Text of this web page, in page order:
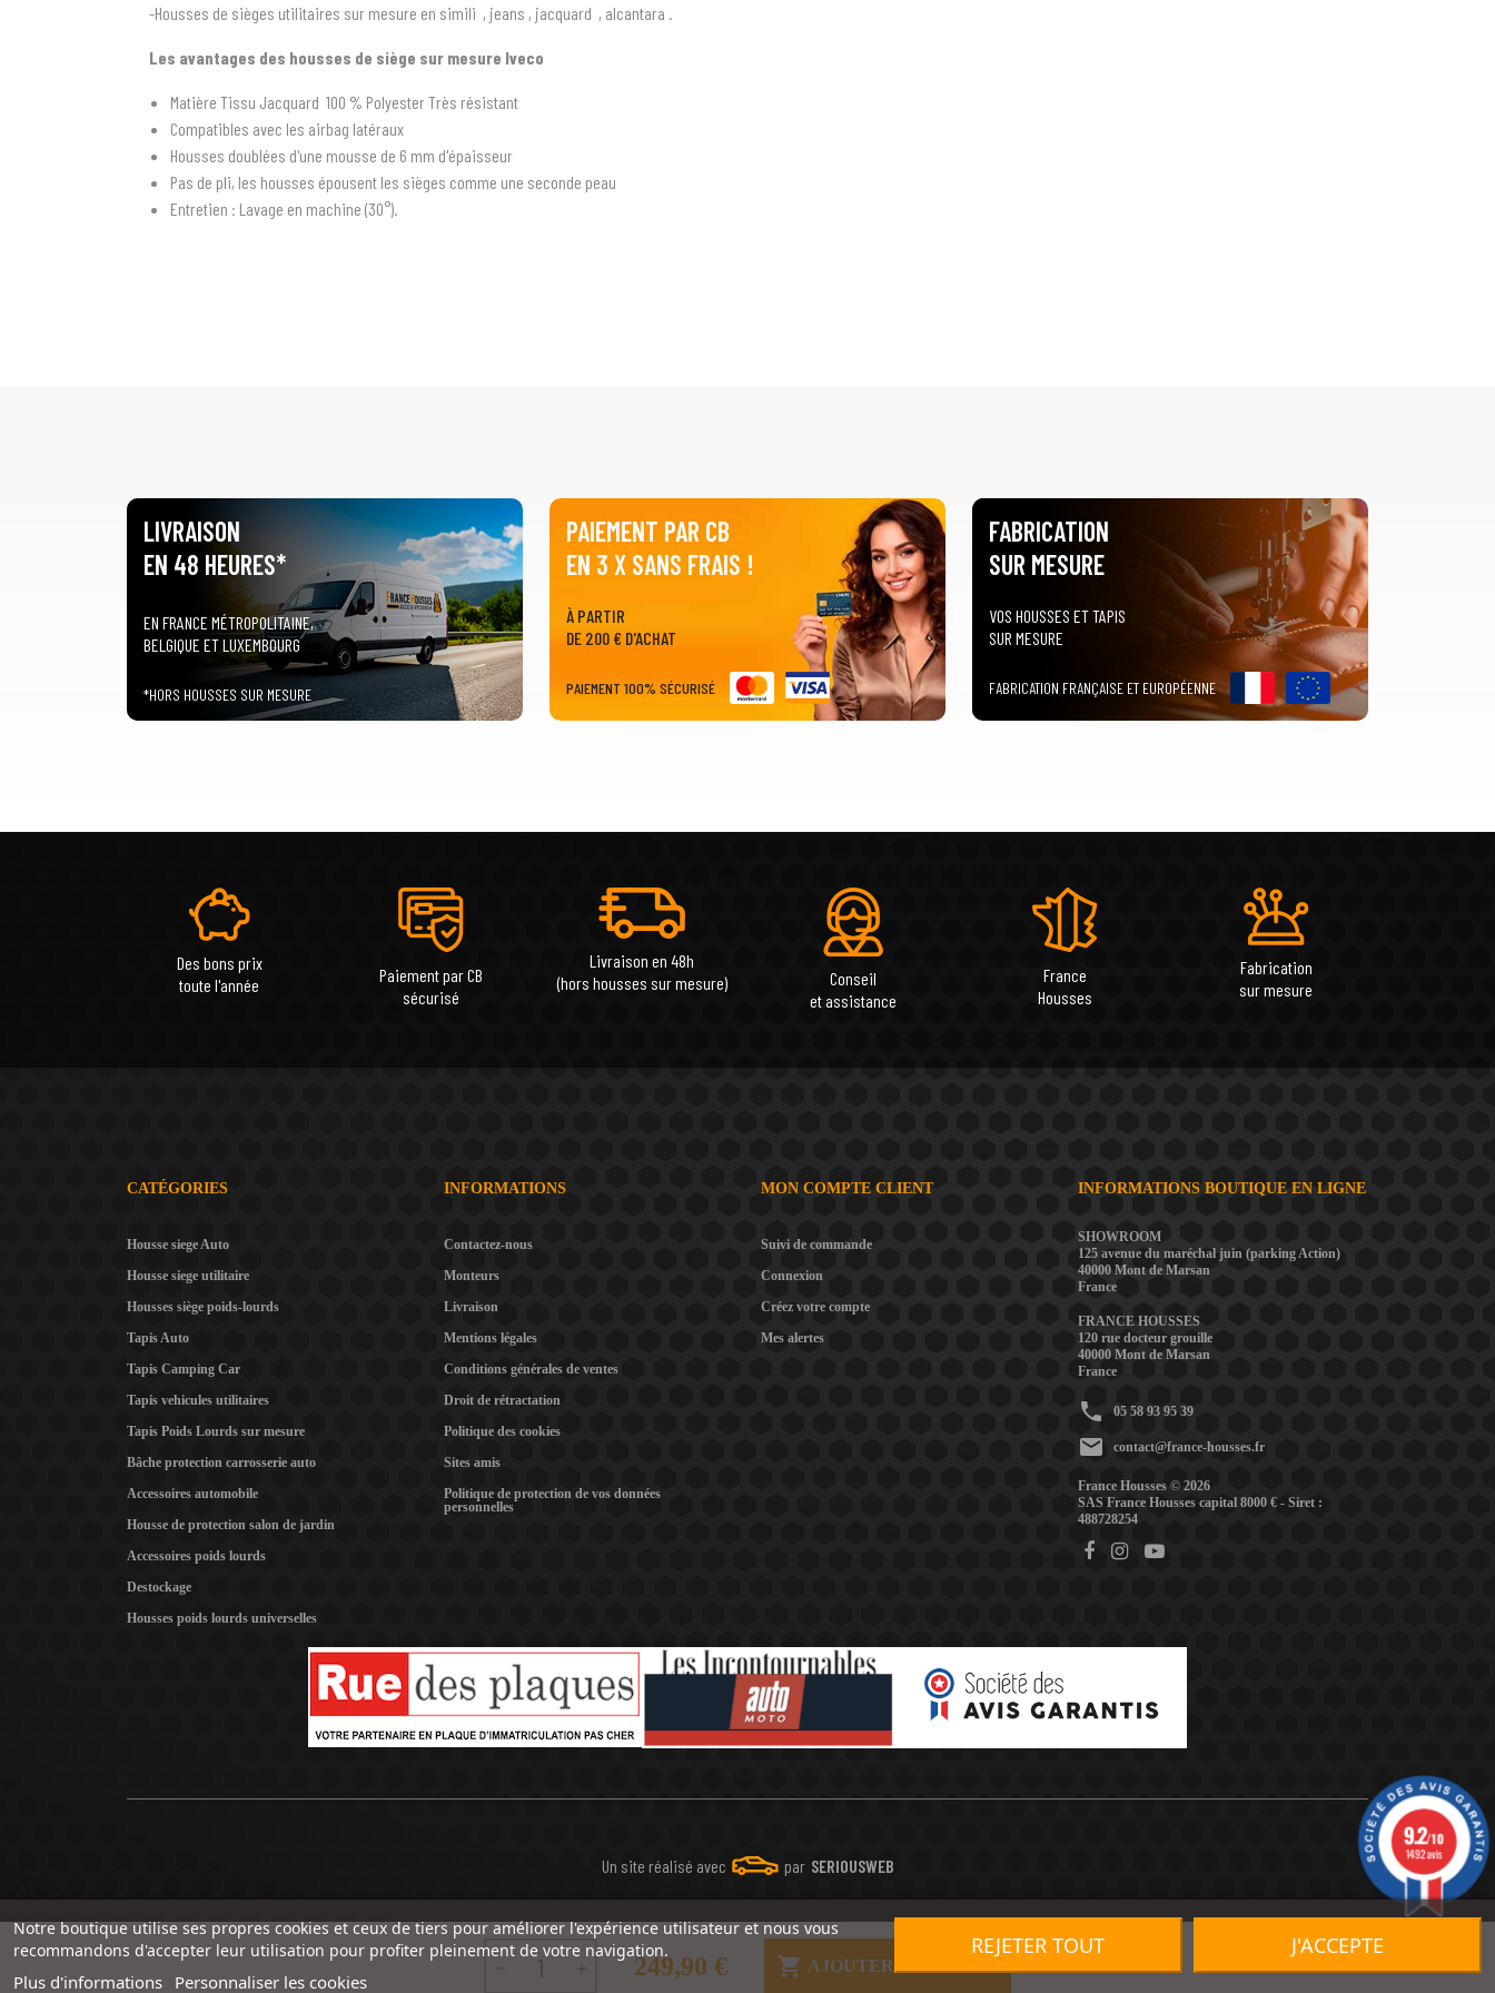
249,90 €  AJOUTER AU PANIER
-Housses de sièges utilitaires sur mesure en simili , jeans , jacquard , alcantara .
Les avantages des housses de siège sur mesure Iveco
Matière Tissu Jacquard 100 % Polyester Très résistant
Compatibles avec les airbag latéraux
Housses doublées d'une mousse de 6 mm d'épaisseur
Pas de pli, les housses épousent les sièges comme une seconde peau
Entretien : Lavage en machine (30°).
LIVRAISON
EN 48 HEURES*
EN FRANCE MÉTROPOLITAINE,
BELGIQUE ET LUXEMBOURG
*HORS HOUSSES SUR MESURE
PAIEMENT PAR CB
EN 3 X SANS FRAIS !
À PARTIR
DE 200 € D'ACHAT
PAIEMENT 100% SÉCURISÉ
FABRICATION
SUR MESURE
VOS HOUSSES ET TAPIS
SUR MESURE
FABRICATION FRANÇAISE ET EUROPÉENNE
Des bons prix
toute l'année
Paiement par CB
sécurisé
Livraison en 48h
(hors housses sur mesure)
Conseil
et assistance
France
Housses
Fabrication
sur mesure
CATÉGORIES
Housse siege Auto
Housse siege utilitaire
Housses siège poids-lourds
Tapis Auto
Tapis Camping Car
Tapis vehicules utilitaires
Tapis Poids Lourds sur mesure
Bâche protection carrosserie auto
Accessoires automobile
Housse de protection salon de jardin
Accessoires poids lourds
Destockage
Housses poids lourds universelles
INFORMATIONS
Contactez-nous
Monteurs
Livraison
Mentions légales
Conditions générales de ventes
Droit de rétractation
Politique des cookies
Sites amis
Politique de protection de vos données
personnelles
MON COMPTE CLIENT
Suivi de commande
Connexion
Créez votre compte
Mes alertes
INFORMATIONS BOUTIQUE EN LIGNE
SHOWROOM
125 avenue du maréchal juin (parking Action)
40000 Mont de Marsan
France
FRANCE HOUSSES
120 rue docteur grouille
40000 Mont de Marsan
France
phone 05 58 93 95 39
mail contact@france-housses.fr
France Housses © 2026
SAS France Housses capital 8000 € - Siret :
488728254
Notre boutique utilise ses propres cookies et ceux de tiers pour améliorer l'expérience utilisateur et nous vous
recommandons d'accepter leur utilisation pour profiter pleinement de votre navigation.
Plus d'informations Personnaliser les cookies
REJETER TOUT J'ACCEPTE
Un site réalisé avec par SERIOUSWEB
9.2/10
1492 avis